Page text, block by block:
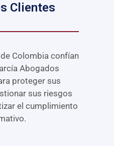
Clientes
Colombia confían
Abogados
proteger sus
sus riesgos
el cumplimiento